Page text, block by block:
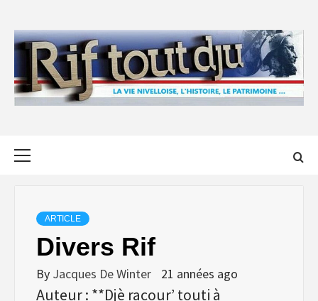
content
ARTICLE
Divers Rif
By Jacques De Winter 21 années ago
Auteur : **Djè racour’ touti à